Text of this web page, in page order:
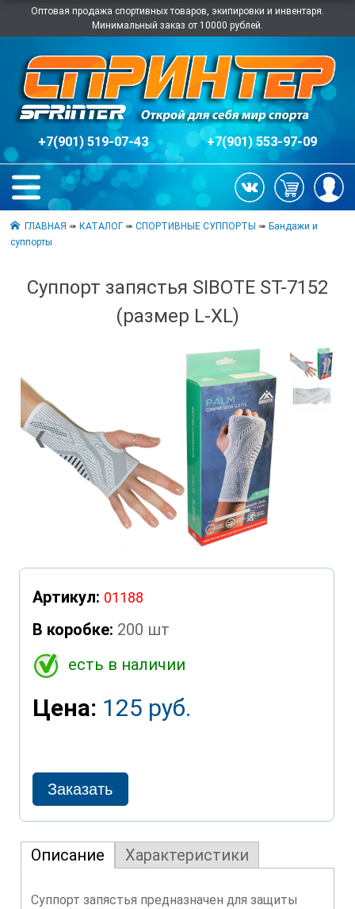
Оптовая продажа спортивных товаров, экипировки и инвентаря.
Минимальный заказ от 10000 рублей.
+7(901) 519-07-43 +7(901) 553-97-09
ГЛАВНАЯ ➠КАТАЛОГ ➠СПОРТИВНЫЕ СУППОРТЫ ➠Бандажи и
суппорты
Суппорт запястья SIBOTE ST-7152
(размер L-XL)
❮ ❯
Артикул: 01188
В коробке: 200 шт
есть в наличии
Цена: 125 руб.
Описание Характеристики
Суппорт запястья предназначен для защиты